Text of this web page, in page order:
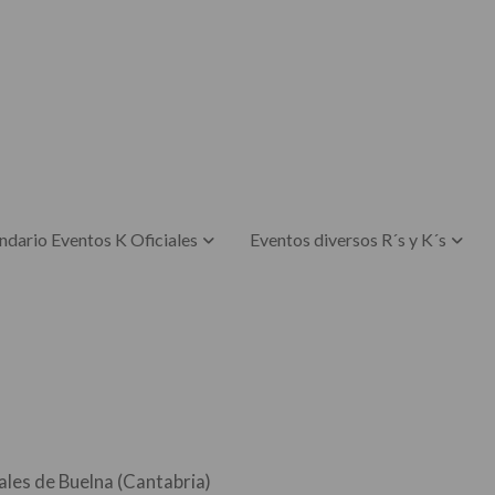
Eventos K Oficiales Eventos diversos R´s y K´s
de Buelna (Cantabria)